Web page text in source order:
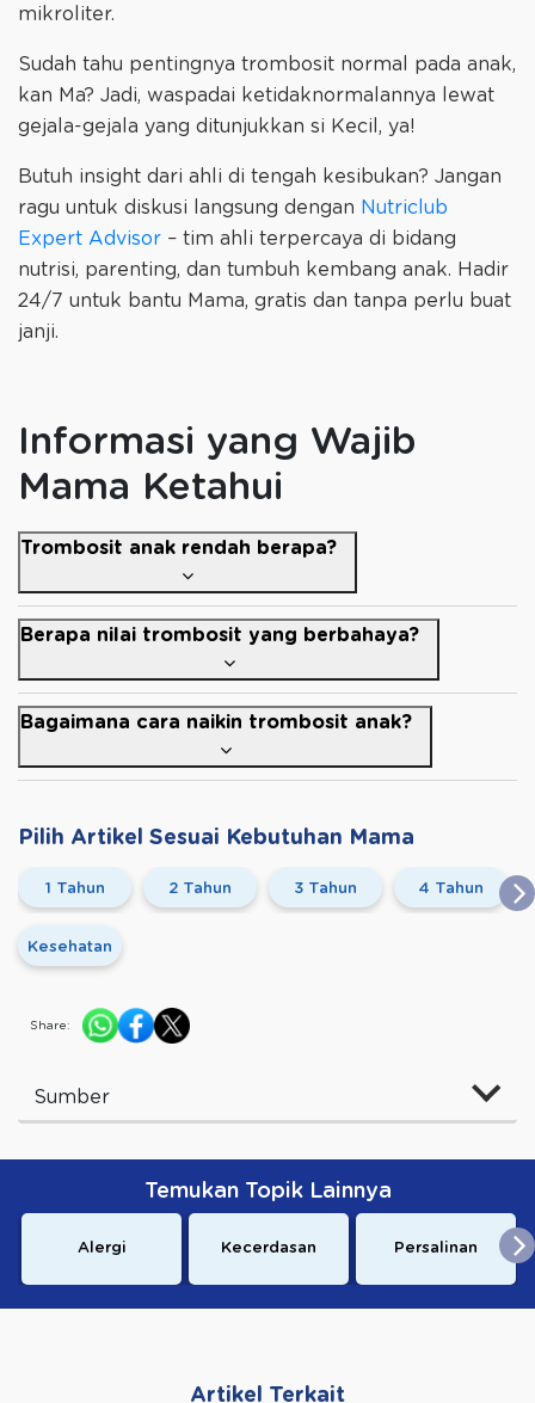
mikroliter.
Sudah tahu pentingnya trombosit normal pada anak,
kan Ma? Jadi, waspadai ketidaknormalannya lewat
gejala-gejala yang ditunjukkan si Kecil, ya!
Butuh insight dari ahli di tengah kesibukan? Jangan
ragu untuk diskusi langsung dengan Nutriclub
Expert Advisor – tim ahli terpercaya di bidang
nutrisi, parenting, dan tumbuh kembang anak. Hadir
24/7 untuk bantu Mama, gratis dan tanpa perlu buat
janji.
Informasi yang Wajib
Mama Ketahui
Trombosit anak rendah berapa?
Berapa nilai trombosit yang berbahaya?
Bagaimana cara naikin trombosit anak?
Pilih Artikel Sesuai Kebutuhan Mama
1 Tahun 2 Tahun 3 Tahun 4 Tahun
Kesehatan
Share:
Sumber
Temukan Topik Lainnya
Alergi Kecerdasan Persalinan
Artikel Terkait